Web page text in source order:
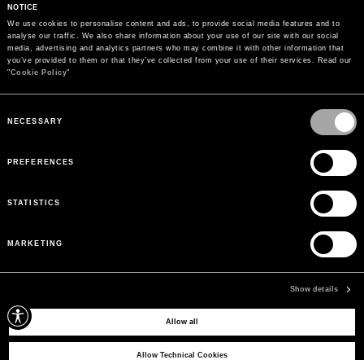
NOTICE
We use cookies to personalise content and ads, to provide social media features and to
analyse our traffic. We also share information about your use of our site with our social
media, advertising and analytics partners who may combine it with other information that
you’ve provided to them or that they’ve collected from your use of their services. Read our
"Cookie Policy"
Selection
NECESSARY
PREFERENCES
STATISTICS
MARKETING
Show details
Allow all
Allow Technical Cookies
ISCRIVITI ALLA NOSTRA NEWSLETTER
Iscriviti alla nostra newsletter per ricevere aggiornamenti esclusivi su novità,